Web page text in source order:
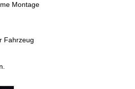
Montage
Fahrzeug